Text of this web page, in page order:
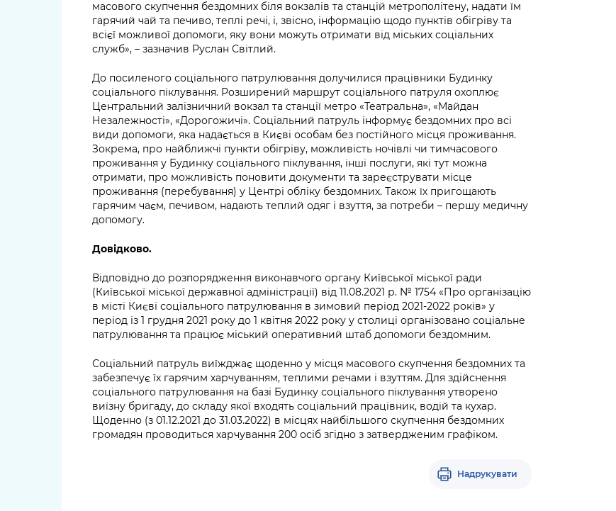
масового скупчення бездомних біля вокзалів та станцій метрополітену, надати їм
гарячий чай та печиво, теплі речі, і, звісно, інформацію щодо пунктів обігріву та
всієї можливої допомоги, яку вони можуть отримати від міських соціальних
служб», – зазначив Руслан Світлий.
До посиленого соціального патрулювання долучилися працівники Будинку
соціального піклування. Розширений маршрут соціального патруля охоплює
Центральний залізничний вокзал та станції метро «Театральна», «Майдан
Незалежності», «Дорогожичі». Соціальний патруль інформує бездомних про всі
види допомоги, яка надається в Києві особам без постійного місця проживання.
Зокрема, про найближчі пункти обігріву, можливість ночівлі чи тимчасового
проживання у Будинку соціального піклування, інші послуги, які тут можна
отримати, про можливість поновити документи та зареєструвати місце
проживання (перебування) у Центрі обліку бездомних. Також їх пригощають
гарячим чаєм, печивом, надають теплий одяг і взуття, за потреби – першу медичну
допомогу.
Довідково.
Відповідно до розпорядження виконавчого органу Київської міської ради
(Київської міської державної адміністрації) від 11.08.2021 р. № 1754 «Про організацію
в місті Києві соціального патрулювання в зимовий період 2021-2022 років» у
період із 1 грудня 2021 року до 1 квітня 2022 року у столиці організовано соціальне
патрулювання та працює міський оперативний штаб допомоги бездомним.
Соціальний патруль виїжджає щоденно у місця масового скупчення бездомних та
забезпечує їх гарячим харчуванням, теплими речами і взуттям. Для здійснення
соціального патрулювання на базі Будинку соціального піклування утворено
виїзну бригаду, до складу якої входять соціальний працівник, водій та кухар.
Щоденно (з 01.12.2021 до 31.03.2022) в місцях найбільшого скупчення бездомних
громадян проводиться харчування 200 осіб згідно з затвердженим графіком.
Надрукувати